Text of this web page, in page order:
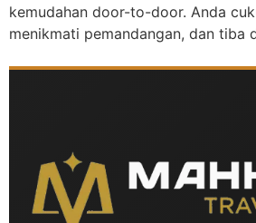
kemudahan door-to-door. Anda
menikmati pemandangan, dan tiba